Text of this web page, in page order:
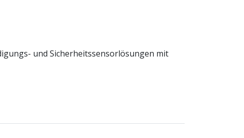
und Sicherheitssensorlösungen mit